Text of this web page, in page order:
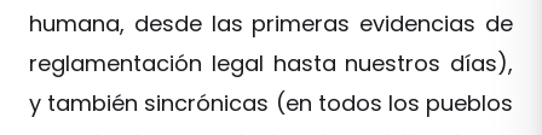
humana, desde las primeras evidencias de
reglamentación legal hasta nuestros días),
y también sincrónicas (en todos los pueblos